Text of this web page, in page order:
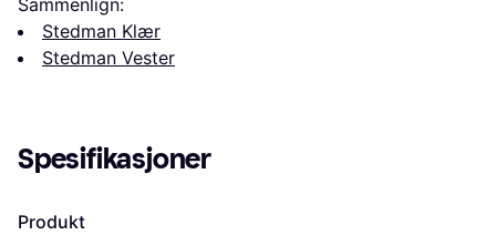
Sammenlign:
Stedman Klær
Stedman Vester
Spesifikasjoner
Produkt